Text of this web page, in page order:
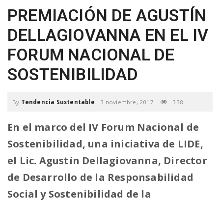
a
v
i
g
a
t
PREMIACIÓN DE AGUSTÍN
DELLAGIOVANNA EN EL IV
FORUM NACIONAL DE
SOSTENIBILIDAD
By Tendencia Sustentable - 3 noviembre, 2017 338
En el marco del IV Forum Nacional de
Sostenibilidad, una iniciativa de LIDE,
el Lic. Agustín Dellagiovanna, Director
de Desarrollo de la Responsabilidad
Social y Sostenibilidad de la